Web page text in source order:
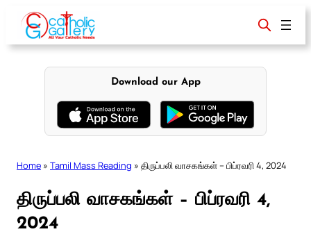
content
Download our App
Home » Tamil Mass Reading » திருப்பலி வாசகங்கள் – பிப்ரவரி 4, 2024
திருப்பலி வாசகங்கள் – பிப்ரவரி 4,
2024